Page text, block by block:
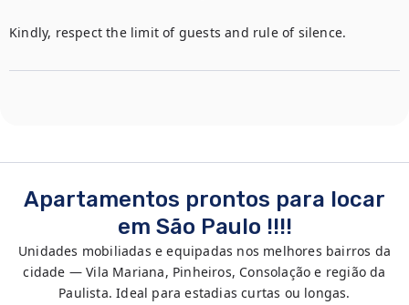
Kindly, respect the limit of guests and rule of silence.
Apartamentos prontos para locar
em São Paulo !!!!
Unidades mobiliadas e equipadas nos melhores bairros da
cidade — Vila Mariana, Pinheiros, Consolação e região da
Paulista. Ideal para estadias curtas ou longas.